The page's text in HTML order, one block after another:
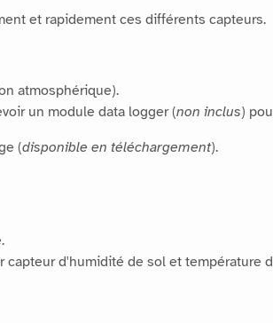
et rapidement ces différents capteurs.
atmosphérique).
un module data logger (non inclus)
(disponible en téléchargement).
capteur d'humidité de sol et température